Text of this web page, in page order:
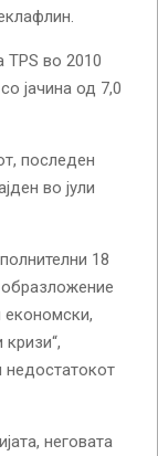
TPS во 2010
јачина од 7,0
последен
во јули
18
економски,
недостатокот
неговата